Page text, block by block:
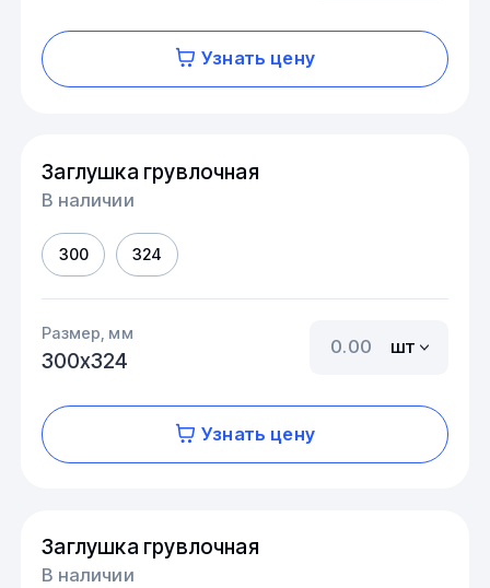
Узнать цену
Заглушка грувлочная
В наличии
300 324
Размер, мм
300х324
шт
Узнать цену
Заглушка грувлочная
В наличии